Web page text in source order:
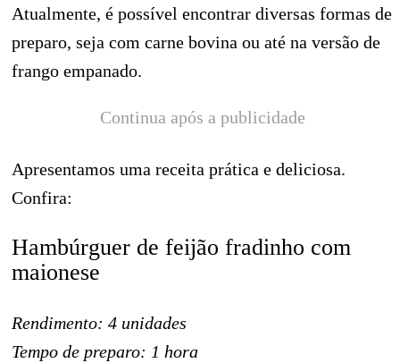
Atualmente, é possível encontrar diversas formas de
preparo, seja com carne bovina ou até na versão de
frango empanado.
Continua após a publicidade
Apresentamos uma receita prática e deliciosa.
Confira:
Hambúrguer de feijão fradinho com
maionese
Rendimento: 4 unidades
Tempo de preparo: 1 hora